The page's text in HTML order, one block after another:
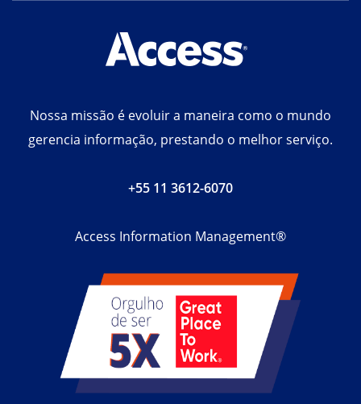
Nossa missão é evoluir a maneira como o mundo
gerencia informação, prestando o melhor serviço.
+55 11 3612-6070
Access Information Management®